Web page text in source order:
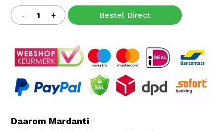
Bestel Direct
Daarom Mardanti